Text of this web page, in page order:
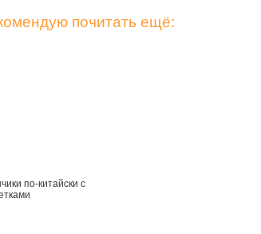
почитать ещё:
по-китайски с